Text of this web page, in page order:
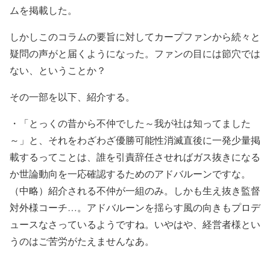
ムを掲載した。
しかしこのコラムの要旨に対してカープファンから続々と
疑問の声がと届くようになった。ファンの目には節穴では
ない、ということか？
その一部を以下、紹介する。
・「とっくの昔から不仲でした～我が社は知ってました
～」と、 それをわざわざ優勝可能性消滅直後に一発少量掲
載するってことは、誰を引責辞任させればガス抜きになる
か世論動向を一応確認するためのアドバルーンですな。
（中略） 紹介される不仲が一組のみ。しかも生え抜き監督
対外様コーチ…。アドバルーンを揺らす風の向きもプロデ
ュースなさっているようですね。いやはや、経営者様とい
うのはご苦労がたえませんなあ。